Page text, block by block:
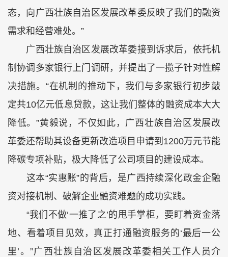
态，向广西壮族自治区发展改革委反映了我们的融资
需求和经营难处。”
广西壮族自治区发展改革委接到诉求后，依托机
制协调多家银行上门调研，并提出了一揽子针对性解
决措施。“在机制的推动下，我们与多家银行初步敲
定共10亿元低息贷款，这让我们整体的融资成本大大
降低。”黄毅说，不仅如此，广西壮族自治区发展改
革委还帮助其设备更新改造项目申请到1200万元节能
降碳专项补贴，极大降低了公司项目的建设成本。
这本“实惠账”的背后，是广西持续深化政金企融
资对接机制、破解企业融资难题的成功实践。
“我们不做‘一推了之’的甩手掌柜，要盯着资金落
地、看着项目见效，真正打通融资服务的‘最后一公
里’。”广西壮族自治区发展改革委相关工作人员介